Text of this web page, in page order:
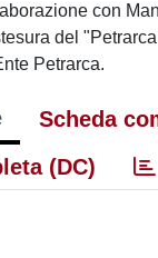
con
del
Petrarca.
Scheda
(DC)